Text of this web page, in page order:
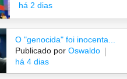
há 2 dias
O "genocida" foi inocenta...
Publicado por Oswaldo
há 4 dias